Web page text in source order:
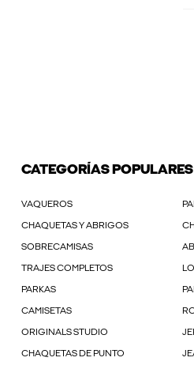
CATEGORÍAS POPULARES
VAQUEROS
CHAQUETAS Y ABRIGOS
SOBRECAMISAS
TRAJES COMPLETOS
PARKAS
CAMISETAS
ORIGINALS STUDIO
CHAQUETAS DE PUNTO